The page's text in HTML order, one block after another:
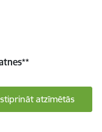
**
atzīmētās